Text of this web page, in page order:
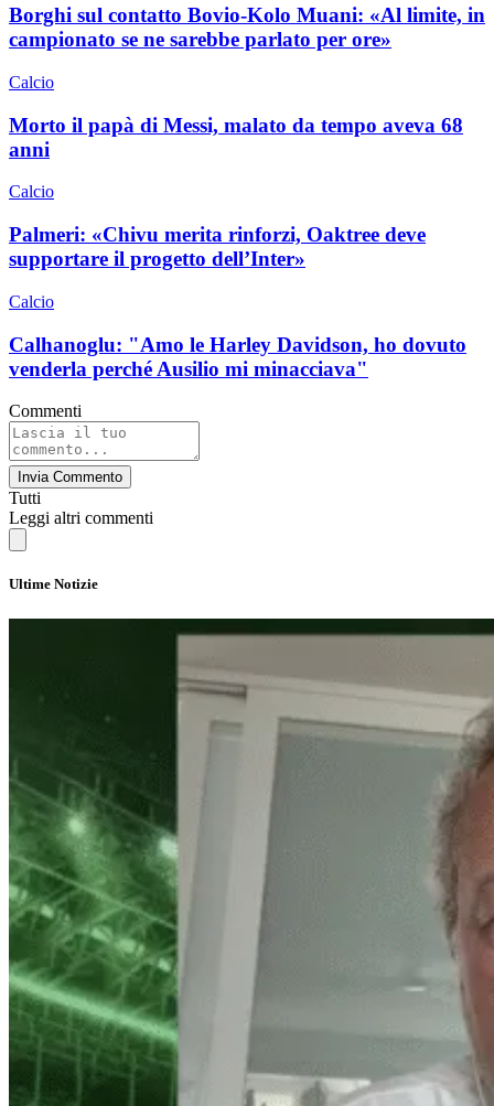
Borghi sul contatto Bovio-Kolo Muani: «Al limite, in
campionato se ne sarebbe parlato per ore»
Calcio
Morto il papà di Messi, malato da tempo aveva 68
anni
Calcio
Palmeri: «Chivu merita rinforzi, Oaktree deve
supportare il progetto dell’Inter»
Calcio
Calhanoglu: "Amo le Harley Davidson, ho dovuto
venderla perché Ausilio mi minacciava"
Commenti
Invia Commento
Tutti
Leggi altri commenti
Ultime Notizie